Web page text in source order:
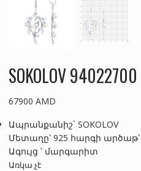
SOKOLOV 94022700
67900 AMD
Ապրանքանիշ` SOKOLOV
Մետաղը՝ 925 հարգի
Ագույց ՝ մարգարիտ
Առկա չէ